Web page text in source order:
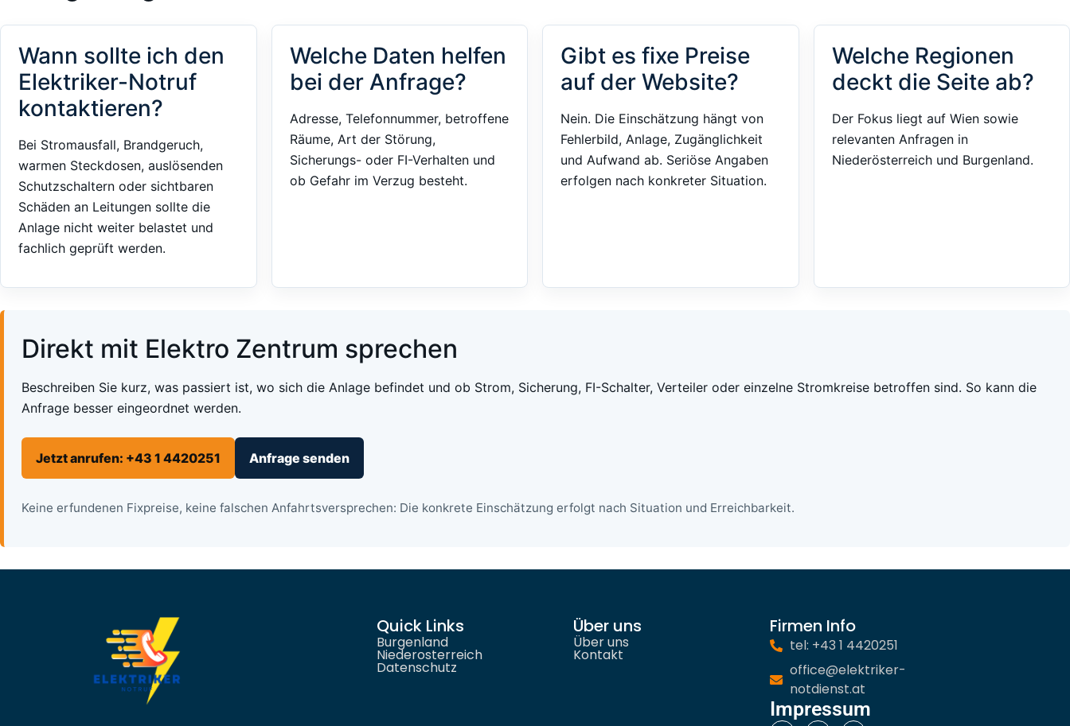
Wann sollte ich den
Elektriker-Notruf
kontaktieren?
Bei Stromausfall, Brandgeruch,
warmen Steckdosen, auslösenden
Schutzschaltern oder sichtbaren
Schäden an Leitungen sollte die
Anlage nicht weiter belastet und
fachlich geprüft werden.
Welche Daten helfen
bei der Anfrage?
Adresse, Telefonnummer, betroffene
Räume, Art der Störung,
Sicherungs- oder FI-Verhalten und
ob Gefahr im Verzug besteht.
Gibt es fixe Preise
auf der Website?
Nein. Die Einschätzung hängt von
Fehlerbild, Anlage, Zugänglichkeit
und Aufwand ab. Seriöse Angaben
erfolgen nach konkreter Situation.
Welche Regionen
deckt die Seite ab?
Der Fokus liegt auf Wien sowie
relevanten Anfragen in
Niederösterreich und Burgenland.
Direkt mit Elektro Zentrum sprechen
Beschreiben Sie kurz, was passiert ist, wo sich die Anlage befindet und ob Strom, Sicherung, FI-Schalter, Verteiler oder einzelne Stromkreise betroffen sind. So kann die
Anfrage besser eingeordnet werden.
Jetzt anrufen: +43 1 4420251 Anfrage senden
Keine erfundenen Fixpreise, keine falschen Anfahrtsversprechen: Die konkrete Einschätzung erfolgt nach Situation und Erreichbarkeit.
Quick Links
Burgenland
Niederosterreich
Datenschutz
Über uns
Über uns
Kontakt
Firmen Info
tel: +43 1 4420251
office@elektriker-
notdienst.at
Impressum